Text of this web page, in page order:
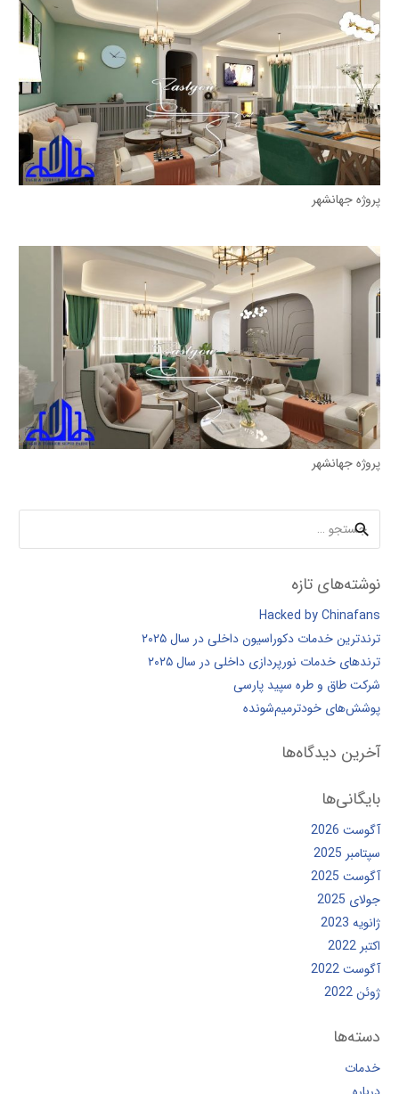
پروژه جهانشهر
پروژه جهانشهر
جستجو
برای:
نوشته‌های تازه
Hacked by Chinafans
ترندترین خدمات دکوراسیون داخلی در سال ۲۰۲۵
ترندهای خدمات نورپردازی داخلی در سال ۲۰۲۵
شرکت طاق و طره سپید پارسی
پوشش‌های خودترمیم‌شونده
آخرین دیدگاه‌ها
بایگانی‌ها
آگوست 2026
سپتامبر 2025
آگوست 2025
جولای 2025
ژانویه 2023
اکتبر 2022
آگوست 2022
ژوئن 2022
دسته‌ها
خدمات